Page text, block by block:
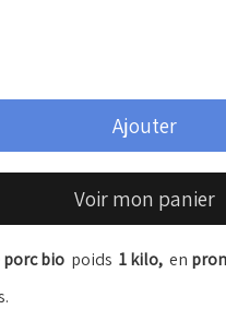
Ajouter
Voir mon panier
porc bio poids 1 kilo, en